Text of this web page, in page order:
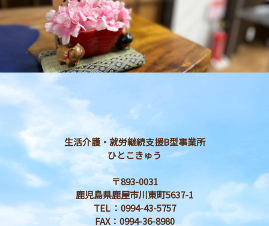
生活介護・就労継続支援B型事業所
ひとこきゅう
〒893-0031
鹿児島県鹿屋市川東町5637-1
TEL ：0994-43-5757
FAX：0994-36-8980